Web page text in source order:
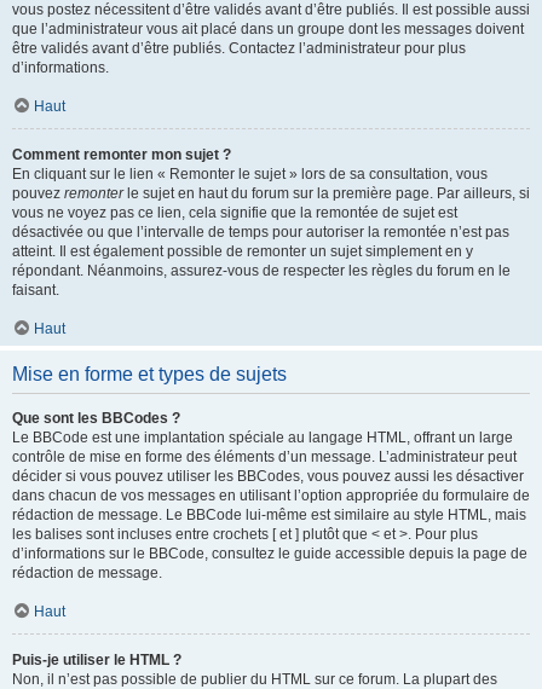
vous postez nécessitent d’être validés avant d’être publiés. Il est possible aussi
que l’administrateur vous ait placé dans un groupe dont les messages doivent
être validés avant d’être publiés. Contactez l’administrateur pour plus
d’informations.
Haut
Comment remonter mon sujet ?
En cliquant sur le lien « Remonter le sujet » lors de sa consultation, vous
pouvez remonterle sujet en haut du forum sur la première page. Par ailleurs, si
vous ne voyez pas ce lien, cela signifie que la remontée de sujet est
désactivée ou que l’intervalle de temps pour autoriser la remontée n’est pas
atteint. Il est également possible de remonter un sujet simplement en y
répondant. Néanmoins, assurez-vous de respecter les règles du forum en le
faisant.
Haut
Mise en forme et types de sujets
Que sont les BBCodes ?
Le BBCode est une implantation spéciale au langage HTML, offrant un large
contrôle de mise en forme des éléments d’un message. L’administrateur peut
décider si vous pouvez utiliser les BBCodes, vous pouvez aussi les désactiver
dans chacun de vos messages en utilisant l’option appropriée du formulaire de
rédaction de message. Le BBCode lui-même est similaire au style HTML, mais
les balises sont incluses entre crochets [ et ] plutôt que < et >. Pour plus
d’informations sur le BBCode, consultez le guide accessible depuis la page de
rédaction de message.
Haut
Puis-je utiliser le HTML ?
Non, il n’est pas possible de publier du HTML sur ce forum. La plupart des